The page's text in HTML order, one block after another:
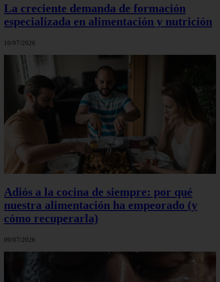
La creciente demanda de formación
especializada en alimentación y nutrición
10/07/2026
Adiós a la cocina de siempre: por qué
nuestra alimentación ha empeorado (y
cómo recuperarla)
09/07/2026